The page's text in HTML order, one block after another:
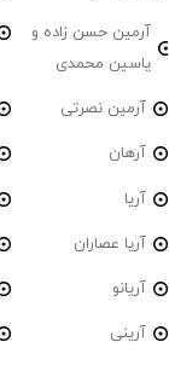
آرمین حسن زاده و
یاسین محمدی
آرمین نصرتی
آرهان
آریا
آریا عصاران
آریانو
آرینی